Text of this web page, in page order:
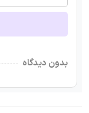
بدون دیدگاه